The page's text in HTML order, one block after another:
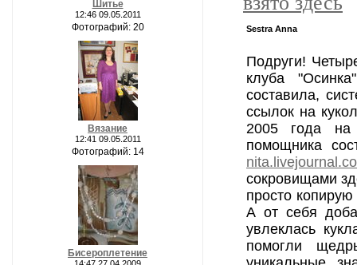
Шитье
12:46 09.05.2011
Фотографий: 20
Вязание
12:41 09.05.2011
Фотографий: 14
Бисероплетение
Sestra Annа
Подруги!
клуба
составила,
ссылок на
2005 года на
помощника
сокровищами
просто
А от себя
увлеклась
помогли